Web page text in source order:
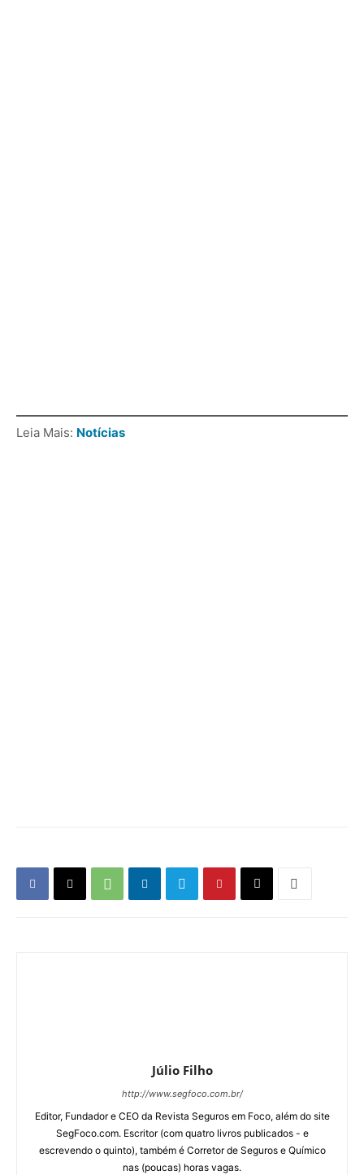
Leia Mais: Notícias
Júlio Filho
http://www.segfoco.com.br/
Editor, Fundador e CEO da Revista Seguros em Foco, além do site
SegFoco.com. Escritor (com quatro livros publicados - e
escrevendo o quinto), também é Corretor de Seguros e Químico
nas (poucas) horas vagas.